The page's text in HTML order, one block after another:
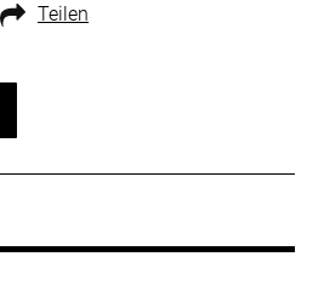
Teilen